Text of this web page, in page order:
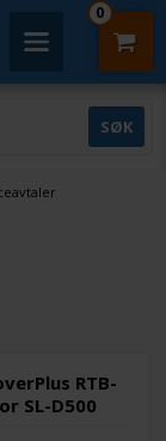
0
RTB-
SL-D500